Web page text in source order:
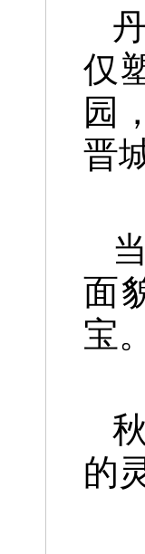
仅
园
晋
面
宝。
的